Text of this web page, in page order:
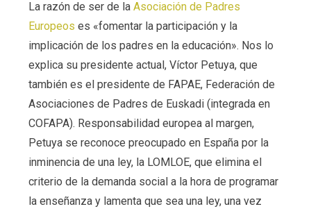
La razón de ser de la Asociación de Padres
Europeos es «fomentar la participación y la
implicación de los padres en la educación». Nos lo
explica su presidente actual, Víctor Petuya, que
también es el presidente de FAPAE, Federación de
Asociaciones de Padres de Euskadi (integrada en
COFAPA). Responsabilidad europea al margen,
Petuya se reconoce preocupado en España por la
inminencia de una ley, la LOMLOE, que elimina el
criterio de la demanda social a la hora de programar
la enseñanza y lamenta que sea una ley, una vez